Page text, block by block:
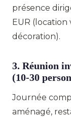
présence
EUR (location
décoration).
3. Réunion
(10-30
Journée
aménagé,